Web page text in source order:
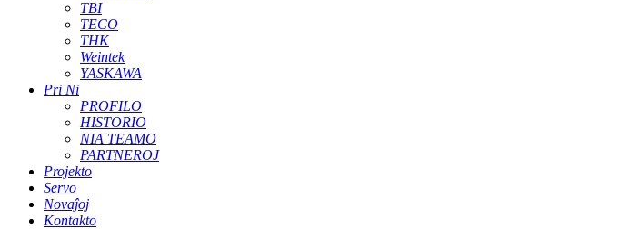
TBI
TECO
THK
Weintek
YASKAWA
Pri Ni
PROFILO
HISTORIO
NIA TEAMO
PARTNEROJ
Projekto
Servo
Novaĵoj
Kontakto